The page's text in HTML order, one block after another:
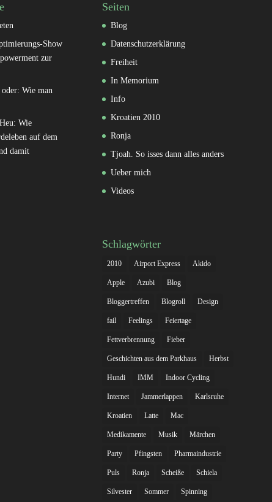
Show
zur
Wie man
Wie
auf dem
damit
Seiten
Blog
Datenschutzerklärung
Freiheit
In Memorium
Info
Kroatien 2010
Ronja
Tjoah. So isses dann alles anders
Ueber mich
Videos
Schlagwörter
2010 Airport Express Akido
Apple Azubi Blog
Bloggertreffen Blogroll Design
fail Feelings Feiertage
Fettverbrennung Fieber
Geschichten aus dem Parkhaus Herbst
Hundi IMM Indoor Cycling
Internet Jammerlappen Karlsruhe
Kroatien Latte Mac
Medikamente Musik Märchen
Party Pfingsten Pharmaindustrie
Puls Ronja Scheiße Schiela
Silvester Sommer Spinning